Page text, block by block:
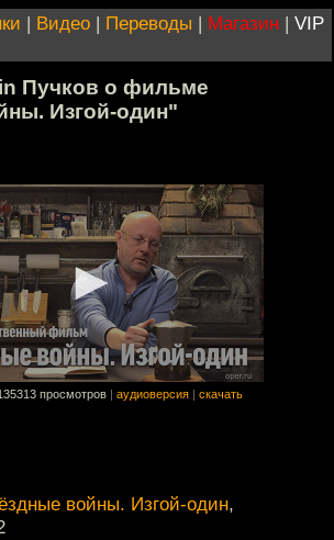
| Видео | Переводы | Магазин | VIP
Пучков о фильме
Изгой-один"
просмотров аудиоверсия скачать
войны. Изгой-один,